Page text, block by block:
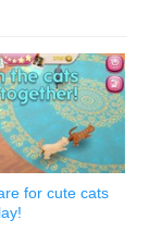
for cute cats